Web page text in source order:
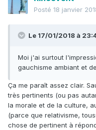
Posté 18 janvier
Le 17/01/2018 à
Moi j'ai surtout
gauchisme ambiant et
Ça me paraît assez clair.
très pertinents (ou pas
la morale et de la culture,
(parce que relativisme,
chose de pertinent à